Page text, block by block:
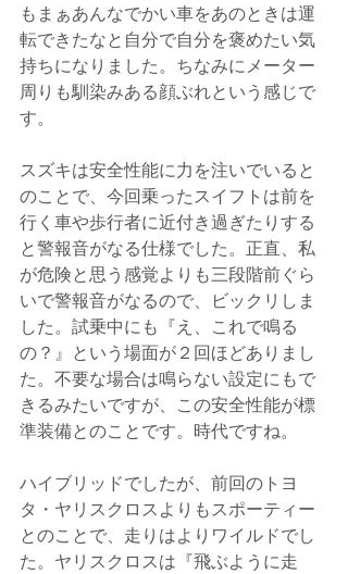
もまぁあんなでかい車をあのときは運
転できたなと自分で自分を褒めたい気
持ちになりました。ちなみにメーター
周りも馴染みある顔ぶれという感じで
す。
スズキは安全性能に力を注いでいると
のことで、今回乗ったスイフトは前を
行く車や歩行者に近付き過ぎたりする
と警報音がなる仕様でした。正直、私
が危険と思う感覚よりも三段階前ぐら
いで警報音がなるので、ビックリしま
した。試乗中にも『え、これで鳴る
の？』という場面が２回ほどありまし
た。不要な場合は鳴らない設定にもで
きるみたいですが、この安全性能が標
準装備とのことです。時代ですね。
ハイブリッドでしたが、前回のトヨ
タ・ヤリスクロスよりもスポーティー
とのことで、走りはよりワイルドでし
た。ヤリスクロスは『飛ぶように走